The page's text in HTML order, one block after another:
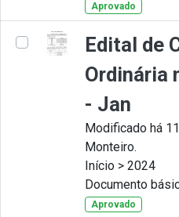
Aprovado
Edital de
Ordinária
- Jan
Modificado há
Monteiro.
Início > 2024
Documento
Aprovado